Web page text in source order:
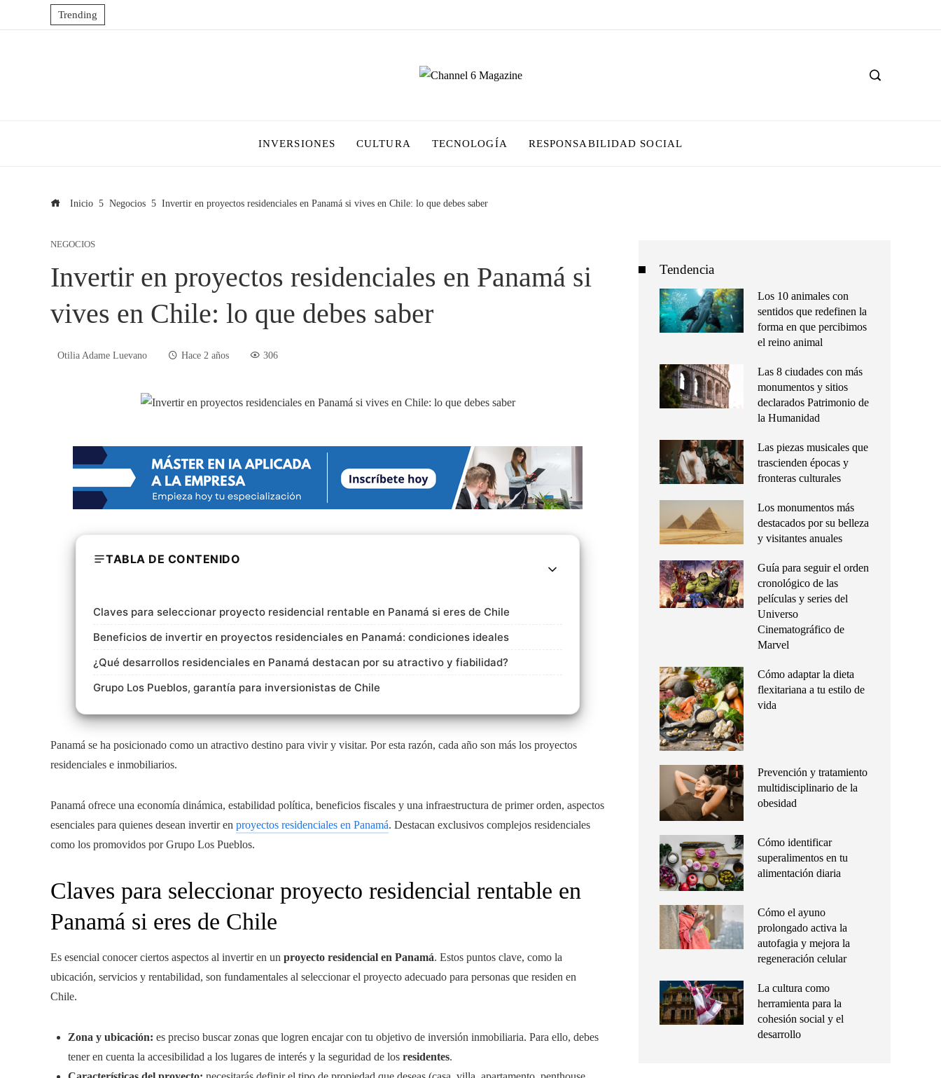
Trending
INVERSIONES CULTURA TECNOLOGÍA RESPONSABILIDAD SOCIAL
Inicio Negocios Invertir en proyectos residenciales en Panamá si vives en Chile: lo que debes saber
NEGOCIOS
Invertir en proyectos residenciales en Panamá si
vives en Chile: lo que debes saber
Otilia Adame Luevano Hace 2 años 306
TABLA DE CONTENIDO
Claves para seleccionar proyecto residencial rentable en Panamá si eres de Chile
Beneficios de invertir en proyectos residenciales en Panamá: condiciones ideales
¿Qué desarrollos residenciales en Panamá destacan por su atractivo y fiabilidad?
Grupo Los Pueblos, garantía para inversionistas de Chile
Panamá se ha posicionado como un atractivo destino para vivir y visitar. Por esta razón, cada año son más los proyectos
residenciales e inmobiliarios.
Panamá ofrece una economía dinámica, estabilidad política, beneficios fiscales y una infraestructura de primer orden, aspectos
esenciales para quienes desean invertir en proyectos residenciales en Panamá. Destacan exclusivos complejos residenciales
como los promovidos por Grupo Los Pueblos.
Claves para seleccionar proyecto residencial rentable en
Panamá si eres de Chile
Es esencial conocer ciertos aspectos al invertir en un proyecto residencial en Panamá. Estos puntos clave, como la
ubicación, servicios y rentabilidad, son fundamentales al seleccionar el proyecto adecuado para personas que residen en
Chile.
Zona y ubicación: es preciso buscar zonas que logren encajar con tu objetivo de inversión inmobiliaria. Para ello, debes
tener en cuenta la accesibilidad a los lugares de interés y la seguridad de los residentes.
Tendencia
Los 10 animales con
sentidos que redefinen la
forma en que percibimos
el reino animal
Las 8 ciudades con más
monumentos y sitios
declarados Patrimonio de
la Humanidad
Las piezas musicales que
trascienden épocas y
fronteras culturales
Los monumentos más
destacados por su belleza
y visitantes anuales
Guía para seguir el orden
cronológico de las
películas y series del
Universo
Cinematográfico de
Marvel
Cómo adaptar la dieta
flexitariana a tu estilo de
vida
Prevención y tratamiento
multidisciplinario de la
obesidad
Cómo identificar
superalimentos en tu
alimentación diaria
Cómo el ayuno
prolongado activa la
autofagia y mejora la
regeneración celular
La cultura como
herramienta para la
cohesión social y el
desarrollo